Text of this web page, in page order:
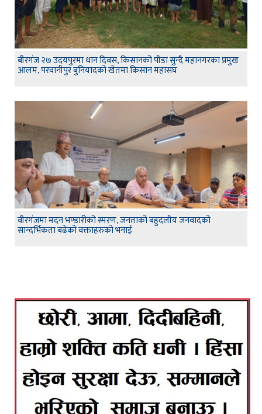
बीरगंज २७ उदयपुरमा धान दिवस, किसानको पीडा सुन्दै महानगरका प्रमुख
आलम, परवानीपुर बुनियादको खेतमा किसान महासंघ
वीरगंजमा मदन भण्डारीको स्मरण, जनताको बहुदलीय जनवादको
सान्दर्भिकता बढेको वक्ताहरुको भनाई